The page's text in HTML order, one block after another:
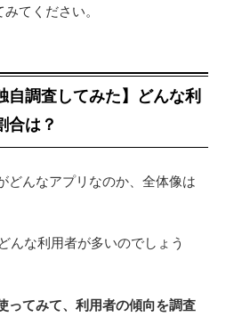
てください。
自調査してみた】どんな利
合は？
どんなアプリなのか、全体像は
どんな利用者が多いのでしょう
てみて、利用者の傾向を調査